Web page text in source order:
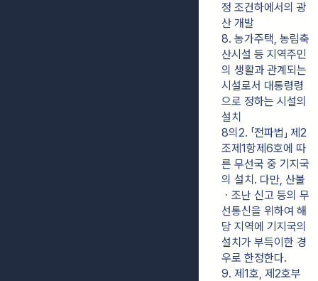
정 조건하에서의 광
산 개발
8. 농가주택, 농림축
산시설 등 지역주민
의 생활과 관계되는
시설로서 대통령령
으로 정하는 시설의
설치
8의2. 「전파법」 제2
조제1항제6호에 따
른 무선국 중 기지국
의 설치. 다만, 산불
ㆍ조난 신고 등의 무
선통신을 위하여 해
당 지역에 기지국의
설치가 부득이한 경
우로 한정한다.
9. 제1호, 제2호부